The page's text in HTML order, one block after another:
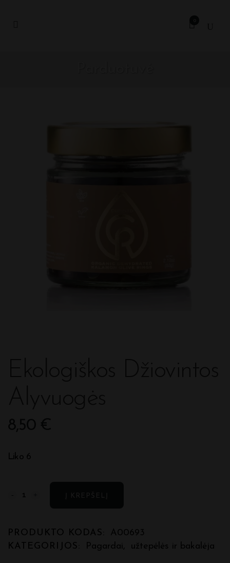
Liko 6
Ekologiškos
alyvuogės
quantity
PRODUKTO KODAS:
A00693
KATEGORIJOS:
Pagardai, užtepėlės ir bakalėja